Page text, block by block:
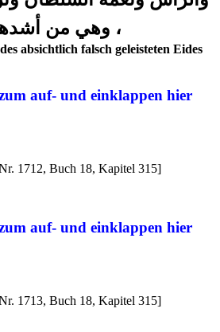
، وهي من أشدها
absichtlich falsch geleisteten Eides
auf- und einklappen hier
1712, Buch 18, Kapitel 315]
auf- und einklappen hier
1713, Buch 18, Kapitel 315]